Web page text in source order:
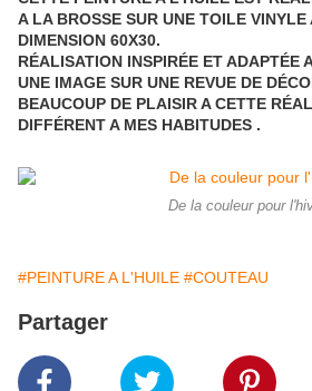
A LA BROSSE SUR UNE TOILE VINYLE
DIMENSION 60X30.
RÉALISATION INSPIRÉE ET ADAPTÉE
UNE IMAGE SUR UNE REVUE DE
BEAUCOUP DE PLAISIR A CETTE
DIFFÉRENT A MES HABITUDES .
De la couleur pour
#PEINTURE A L'HUILE #COUTEAU
Partager